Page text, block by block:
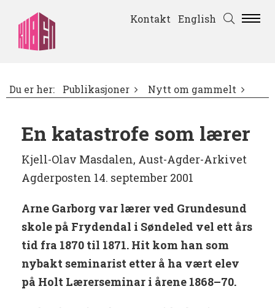
Kontakt English
Du er her: Publikasjoner Nytt om gammelt
En katastrofe som lærer
Kjell-Olav Masdalen, Aust-Agder-Arkivet
Agderposten 14. september 2001
Arne Garborg var lærer ved Grundesund
skole på Frydendal i Søndeled vel ett års
tid fra 1870 til 1871. Hit kom han som
nybakt seminarist etter å ha vært elev
på Holt Lærerseminar i årene 1868–70.